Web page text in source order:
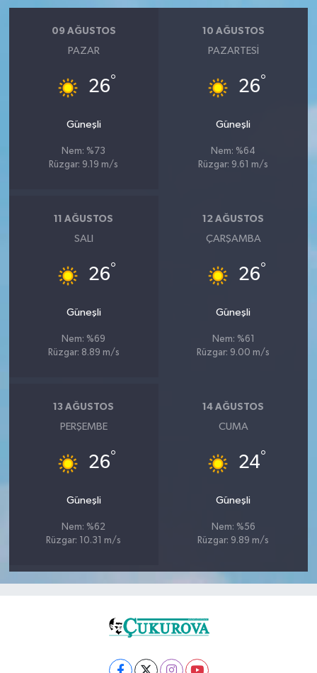
09 AĞUSTOS
PAZAR
26°
Güneşli
Nem: %73
Rüzgar: 9.19 m/s
10 AĞUSTOS
PAZARTESI
26°
Güneşli
Nem: %64
Rüzgar: 9.61 m/s
11 AĞUSTOS
SALI
26°
Güneşli
Nem: %69
Rüzgar: 8.89 m/s
12 AĞUSTOS
ÇARŞAMBA
26°
Güneşli
Nem: %61
Rüzgar: 9.00 m/s
13 AĞUSTOS
PERŞEMBE
26°
Güneşli
Nem: %62
Rüzgar: 10.31 m/s
14 AĞUSTOS
CUMA
24°
Güneşli
Nem: %56
Rüzgar: 9.89 m/s